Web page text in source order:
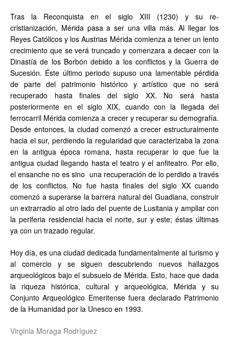
Tras la Reconquista en el siglo XIII (1230) y su re-
cristianización, Mérida pasa a ser una villa más. Al llegar los
Reyes Católicos y los Austrias Mérida comienza a tener un lento
crecimiento que se verá truncado y comenzara a decaer con la
Dinastía de los Borbón debido a los conflictos y la Guerra de
Sucesión. Éste último periodo supuso una lamentable pérdida
de parte del patrimonio histórico y artístico que no será
recuperado hasta finales del siglo XX. No será hasta
posteriormente en el siglo XIX, cuando con la llegada del
ferrocarril Mérida comienza a crecer y recuperar su demografía.
Desde entonces, la ciudad comenzó a crecer estructuralmente
hacia el sur, perdiendo la regularidad que caracterizaba la zona
en la antigua época romana, hasta recuperar lo que fue la
antigua ciudad llegando hasta el teatro y el anfiteatro. Por ello,
el ensanche no es sino una recuperación de lo perdido a través
de los conflictos. No fue hasta finales del siglo XX cuando
comenzó a superarse la barrera natural del Guadiana, construir
un extrarradio al otro lado del puente de Lusitania y ampliar con
la periferia residencial hacia el norte, sur y este; éstas últimas
ya con un trazado regular.
Hoy día, es una ciudad dedicada fundamentalmente al turismo y
al comercio y se siguen descubriendo nuevos hallazgos
arqueológicos bajo el subsuelo de Mérida. Esto, hace que dada
la riqueza histórica, cultural y arqueológica, Mérida y su
Conjunto Arqueológico Emeritense fuera declarado Patrimonio
de la Humanidad por la Unesco en 1993.
Virginia Moraga Rodríguez